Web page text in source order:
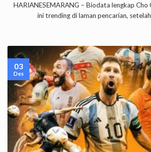
HARIANESEMARANG – Biodata lengkap Cho
ini trending di laman pencarian,
03
Des